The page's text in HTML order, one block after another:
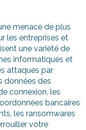
menace de plus
les entreprises et
une variété de
informatiques et
attaques par
données des
connexion, les
bancaires
les ransomwares
votre